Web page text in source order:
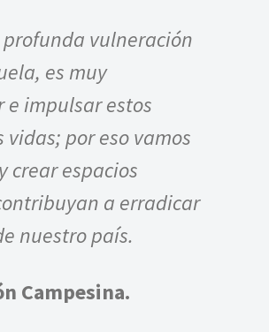
vulneración
es muy
impulsar estos
por eso vamos
crear espacios
a erradicar
nuestro país.
Campesina.